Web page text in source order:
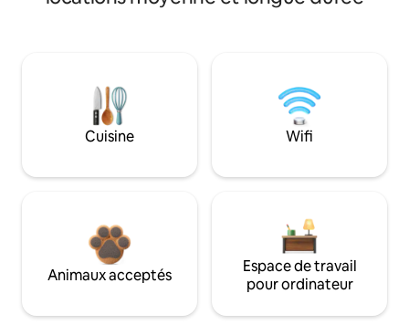
Cuisine Wifi
Animaux acceptés
Espace de travail
pour ordinateur